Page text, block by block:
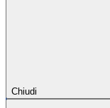
Chiudi